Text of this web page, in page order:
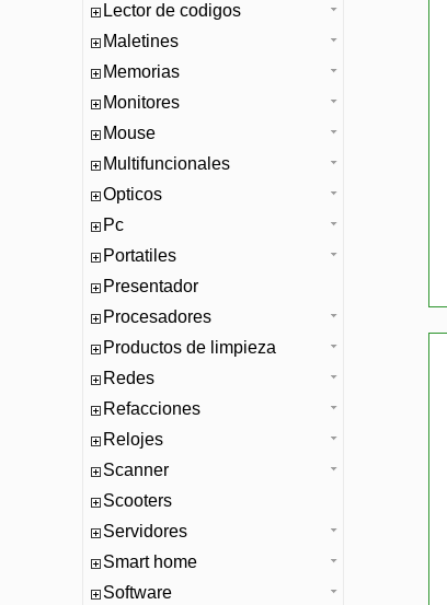
Lector de codigos
Maletines
Memorias
Monitores
Mouse
Multifuncionales
Opticos
Pc
Portatiles
Presentador
Procesadores
Productos de limpieza
Redes
Refacciones
Relojes
Scanner
Scooters
Servidores
Smart home
Software